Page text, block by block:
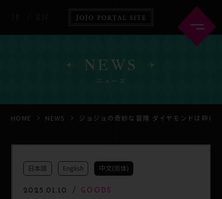
HOME ABOUT
COMICS
NEWS
ニュース
HOME NEWS ジョジョの奇妙な冒険 ダイヤモンドは砕け
日本語 English 中文(简体)
2025.01.10 GOODS